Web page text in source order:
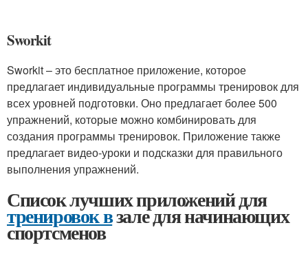
Sworkit
Sworkit – это бесплатное приложение, которое
предлагает индивидуальные программы тренировок для
всех уровней подготовки. Оно предлагает более 500
упражнений, которые можно комбинировать для
создания программы тренировок. Приложение также
предлагает видео-уроки и подсказки для правильного
выполнения упражнений.
Список лучших приложений для
тренировок взале для начинающих
спортсменов